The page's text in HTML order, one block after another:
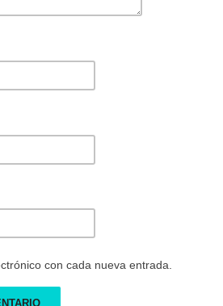
con cada nueva entrada.